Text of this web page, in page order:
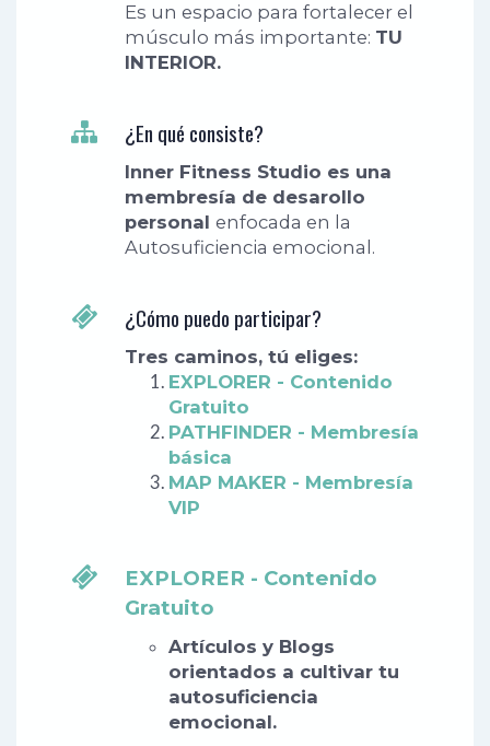
Es un espacio para fortalecer el
músculo más importante: TU
INTERIOR.
¿En qué consiste?
Inner Fitness Studio es una
membresía de desarollo
personal enfocada en la
Autosuficiencia emocional.
¿Cómo puedo participar?
Tres caminos, tú eliges:
EXPLORER - Contenido
Gratuito
PATHFINDER - Membresía
básica
MAP MAKER - Membresía
VIP
EXPLORER - Contenido
Gratuito
Artículos y Blogs
orientados a cultivar tu
autosuficiencia
emocional.